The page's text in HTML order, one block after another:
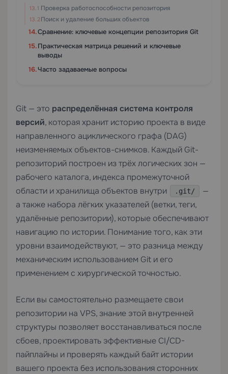
Проверка работоспособности репозитория
Поиск и удаление больших объектов
Сравнение: ключевые концепции репозитория Git
Практическая матрица решений и ключевые
выводы
Часто задаваемые вопросы
Git — это распределённая система контроля
версий, которая хранит историю проекта в виде
направленного ациклического графа (DAG)
неизменяемых объектов-снимков. Каждый Git-
репозиторий построен из трёх логических зон —
рабочего каталога, индекса промежуточной
области и хранилища объектов внутри
.git/
—
а также набора лёгких указателей (ветки, теги,
удалённые репозитории), которые обеспечивают
навигацию по истории. Понимание того, как эти
уровни взаимодействуют, — это разница между
механическим использованием Git и его
применением с хирургической точностью.
Если вы самостоятельно размещаете свои
репозитории на VPS, знание этой внутренней
структуры позволяет восстанавливаться после
сбоев, проектировать эффективные CI/CD-
пайплайны и проверять каждый байт истории
вашего проекта без использования сторонних